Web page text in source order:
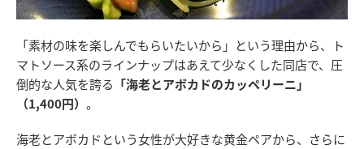
「素材の味を楽しんでもらいたいから」という理由から、ト
マトソース系のラインナップはあえて少なくした同店で、圧
倒的な人気を誇る 「海老とアボカドのカッペリーニ」
（1,400円） 。
海老とアボカドという女性が大好きな黄金ペアから、さらに